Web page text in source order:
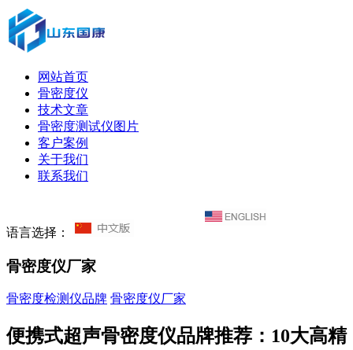
网站首页
骨密度仪
技术文章
骨密度测试仪图片
客户案例
关于我们
联系我们
语言选择：
骨密度仪厂家
骨密度检测仪品牌 骨密度仪厂家
便携式超声骨密度仪品牌推荐：10大高精